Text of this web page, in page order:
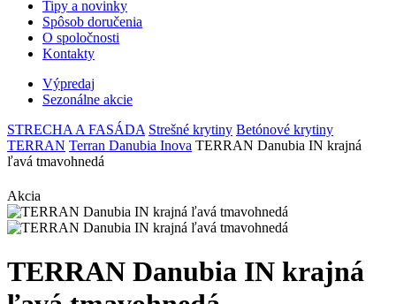
Tipy a novinky
Spôsob doručenia
O spoločnosti
Kontakty
Výpredaj
Sezonálne akcie
STRECHA A FASÁDA Strešné krytiny Betónové krytiny
TERRAN Terran Danubia Inova TERRAN Danubia IN krajná
ľavá tmavohnedá
Akcia
TERRAN Danubia IN krajná